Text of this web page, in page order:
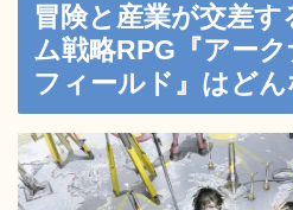
冒険と産業が交差
ム戦略RPG『アー
フィールド』はどん